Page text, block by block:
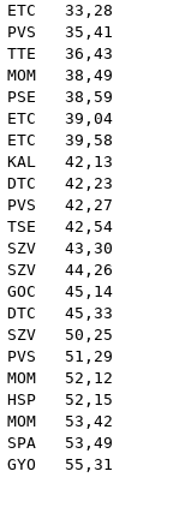
ETC 33,28
PVS 35,41
TTE 36,43
MOM 38,49
PSE 38,59
ETC 39,04
ETC 39,58
KAL 42,13
DTC 42,23
PVS 42,27
TSE 42,54
SZV 43,30
SZV 44,26
GOC 45,14
DTC 45,33
SZV 50,25
PVS 51,29
MOM 52,12
HSP 52,15
MOM 53,42
SPA 53,49
GYO 55,31